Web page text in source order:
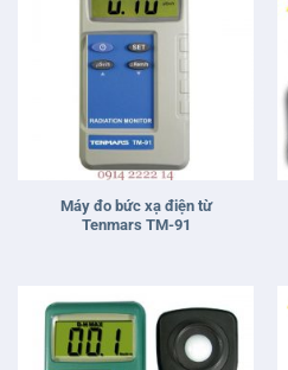
Máy đo bức xạ điện từ
Tenmars TM-91